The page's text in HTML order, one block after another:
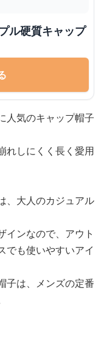
ル硬質キャップ
人気のキャップ帽子
れしにくく長く愛用
、大人のカジュアル
インなので、アウト
でも使いやすいアイ
子は、メンズの定番